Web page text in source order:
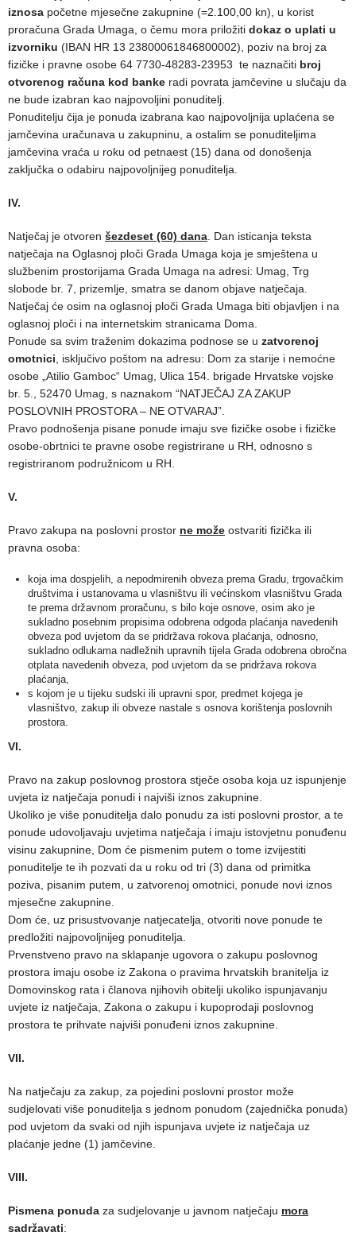
iznosa početne mjesečne zakupnine (=2.100,00 kn), u korist
proračuna Grada Umaga, o čemu mora priložiti dokaz o uplati u
izvorniku (IBAN HR 13 23800061846800002), poziv na broj za
fizičke i pravne osobe 64 7730-48283-23953 te naznačiti broj
otvorenog računa kod banke radi povrata jamčevine u slučaju da
ne bude izabran kao najpovoljini ponuditelj.
Ponuditelju čija je ponuda izabrana kao najpovoljnija uplaćena se
jamčevina uračunava u zakupninu, a ostalim se ponuditeljima
jamčevina vraća u roku od petnaest (15) dana od donošenja
zaključka o odabiru najpovoljnijeg ponuditelja.
IV.
Natječaj je otvoren šezdeset (60) dana . Dan isticanja teksta
natječaja na Oglasnoj ploči Grada Umaga koja je smještena u
službenim prostorijama Grada Umaga na adresi: Umag, Trg
slobode br. 7, prizemlje, smatra se danom objave natječaja.
Natječaj će osim na oglasnoj ploči Grada Umaga biti objavljen i na
oglasnoj ploči i na internetskim stranicama Doma.
Ponude sa svim traženim dokazima podnose se u zatvorenoj
omotnici , isključivo poštom na adresu: Dom za starije i nemoćne
osobe „Atilio Gamboc“ Umag, Ulica 154. brigade Hrvatske vojske
br. 5., 52470 Umag, s naznakom “NATJEČAJ ZA ZAKUP
POSLOVNIH PROSTORA – NE OTVARAJ”.
Pravo podnošenja pisane ponude imaju sve fizičke osobe i fizičke
osobe-obrtnici te pravne osobe registrirane u RH, odnosno s
registriranom podružnicom u RH.
V.
Pravo zakupa na poslovni prostor ne može ostvariti fizička ili
pravna osoba:
koja ima dospjelih, a nepodmirenih obveza prema Gradu, trgovačkim
društvima i ustanovama u vlasništvu ili većinskom vlasništvu Grada
te prema državnom proračunu, s bilo koje osnove, osim ako je
sukladno posebnim propisima odobrena odgoda plaćanja navedenih
obveza pod uvjetom da se pridržava rokova plaćanja, odnosno,
sukladno odlukama nadležnih upravnih tijela Grada odobrena obročna
otplata navedenih obveza, pod uvjetom da se pridržava rokova
plaćanja,
s kojom je u tijeku sudski ili upravni spor, predmet kojega je
vlasništvo, zakup ili obveze nastale s osnova korištenja poslovnih
prostora.
VI.
Pravo na zakup poslovnog prostora stječe osoba koja uz ispunjenje
uvjeta iz natječaja ponudi i najviši iznos zakupnine.
Ukoliko je više ponuditelja dalo ponudu za isti poslovni prostor, a te
ponude udovoljavaju uvjetima natječaja i imaju istovjetnu ponuđenu
visinu zakupnine, Dom će pismenim putem o tome izvijestiti
ponuditelje te ih pozvati da u roku od tri (3) dana od primitka
poziva, pisanim putem, u zatvorenoj omotnici, ponude novi iznos
mjesečne zakupnine.
Dom će, uz prisustvovanje natjecatelja, otvoriti nove ponude te
predložiti najpovoljnijeg ponuditelja.
Prvenstveno pravo na sklapanje ugovora o zakupu poslovnog
prostora imaju osobe iz Zakona o pravima hrvatskih branitelja iz
Domovinskog rata i članova njihovih obitelji ukoliko ispunjavanju
uvjete iz natječaja, Zakona o zakupu i kupoprodaji poslovnog
prostora te prihvate najviši ponuđeni iznos zakupnine.
VII.
Na natječaju za zakup, za pojedini poslovni prostor može
sudjelovati više ponuditelja s jednom ponudom (zajednička ponuda)
pod uvjetom da svaki od njih ispunjava uvjete iz natječaja uz
plaćanje jedne (1) jamčevine.
VIII.
Pismena ponuda za sudjelovanje u javnom natječaju mora
sadržavati: